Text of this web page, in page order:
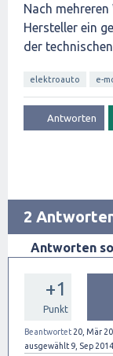
Nach
Hersteller ein
der
elektroauto e-
2
Antworten
+1
Punkt
Beantwortet 20, Mär
ausgewählt 9, Sep 2014